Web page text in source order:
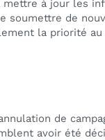
mettre à jour les
soumettre de
la priorité
de
avoir été